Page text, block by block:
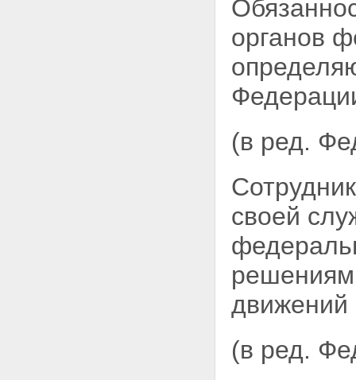
органов
(в ред.
своей
движений
(в ред.